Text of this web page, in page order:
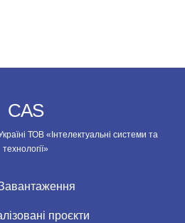
CAS
ТОВ «Інтелектуальні системи та
технології»
проєкти